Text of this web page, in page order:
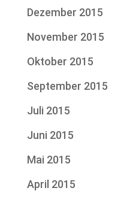
Dezember 2015
November 2015
Oktober 2015
September 2015
Juli 2015
Juni 2015
Mai 2015
April 2015